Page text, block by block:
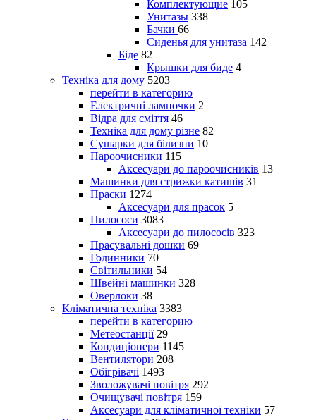
Комплектующие 105
Унитазы 338
Бачки 66
Сиденья для унитаза 142
Біде 82
Крышки для биде 4
Техніка для дому 5203
перейти в категорию
Електричні лампочки 2
Відра для сміття 46
Техніка для дому різне 82
Сушарки для білизни 10
Пароочисники 115
Аксесуари до пароочисників 13
Машинки для стрижки катишів 31
Праски 1274
Аксесуари для прасок 5
Пилососи 3083
Аксесуари до пилососів 323
Прасувальні дошки 69
Годинники 70
Світильники 54
Швейні машинки 328
Оверлоки 38
Кліматична техніка 3383
перейти в категорию
Метеостанції 29
Кондиціонери 1145
Вентилятори 208
Обігрівачі 1493
Зволожувачі повітря 292
Очищувачі повітря 159
Аксесуари для кліматичної техніки 57